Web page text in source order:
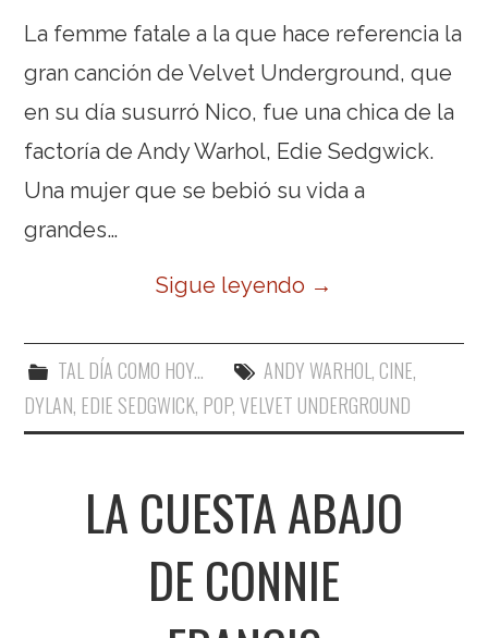
La femme fatale a la que hace referencia la
gran canción de Velvet Underground, que
en su día susurró Nico, fue una chica de la
factoría de Andy Warhol, Edie Sedgwick.
Una mujer que se bebió su vida a
grandes…
Sigue leyendo →
TAL DÍA COMO HOY... ANDY WARHOL, CINE,
DYLAN, EDIE SEDGWICK, POP,VELVET UNDERGROUND
LA CUESTA ABAJO
DE CONNIE